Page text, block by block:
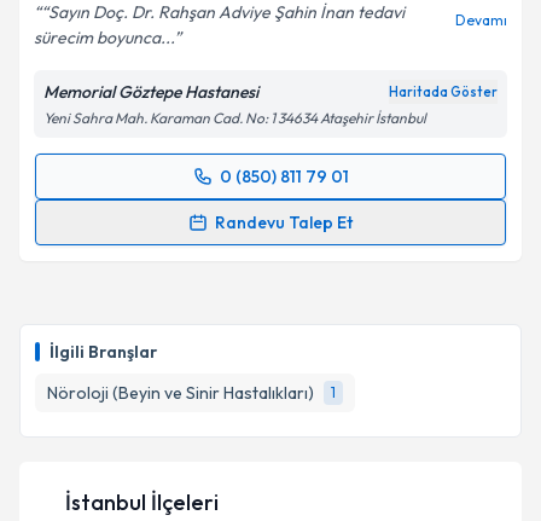
İlgili Branşlar
Nöroloji (Beyin ve Sinir Hastalıkları)
1
“Sayın Doç. Dr. Rahşan Adviye Şahin İnan tedavi
sürecim boyunca...
Devamı
Memorial Göztepe Hastanesi Haritada Göster
Yeni Sahra Mah. Karaman Cad. No: 1 34634 Ataşehir İstanbul
0 (850) 811 79 01
Randevu Talep Et
Randevu Takvimi Talebi
bilgilendireceğiz.
E-posta Adresiniz
Kişisel verilerimin işlenmesine ilişkin
İstanbul İlçeleri